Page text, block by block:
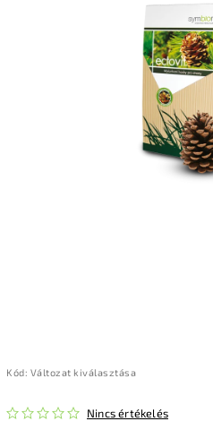
Kód: Változat kiválasztása
Nincs értékelés